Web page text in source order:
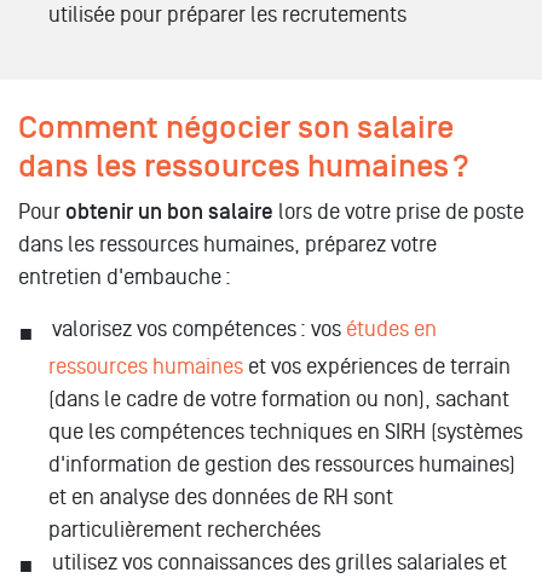
utilisée pour préparer les recrutements
Comment négocier son salaire
dans les ressources humaines ?
Pour obtenir un bon salaire lors de votre prise de poste
dans les ressources humaines, préparez votre
entretien d'embauche :
valorisez vos compétences : vos études en
ressources humaines et vos expériences de terrain
(dans le cadre de votre formation ou non), sachant
que les compétences techniques en SIRH (systèmes
d'information de gestion des ressources humaines)
et en analyse des données de RH sont
particulièrement recherchées
utilisez vos connaissances des grilles salariales et